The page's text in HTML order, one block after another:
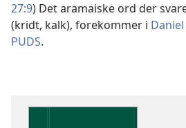
27:9) Det aramaiske ord der
(kridt, kalk), forekommer i
PUDS.